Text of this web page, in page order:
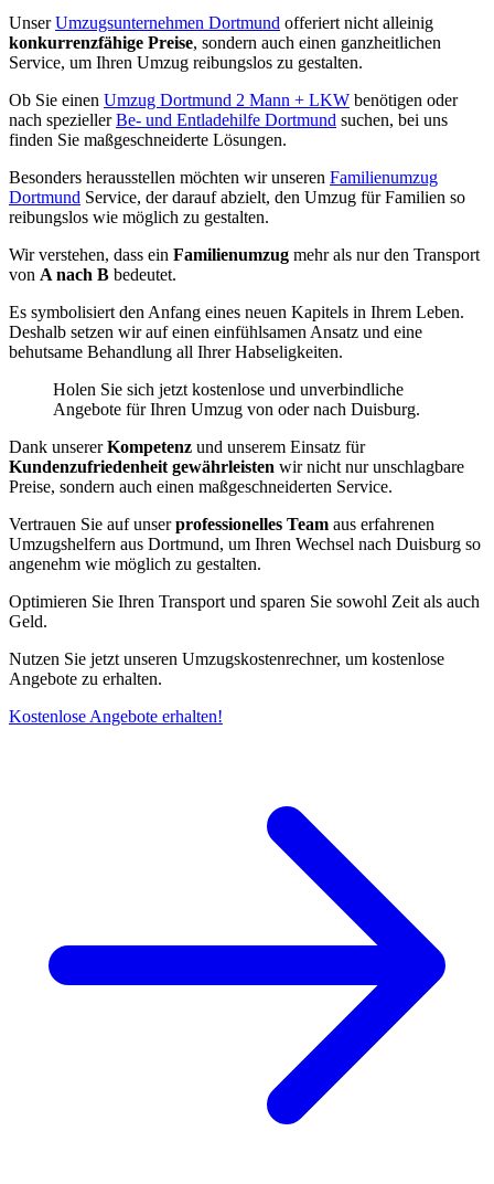
UnserUmzugsunternehmen Dortmund offeriert nicht alleinig
konkurrenzfähige Preise, sondern auch einen ganzheitlichen
Service, um Ihren Umzug reibungslos zu gestalten.
Ob Sie einen Umzug Dortmund 2 Mann + LKW benötigen oder
nach speziellerBe- und Entladehilfe Dortmund suchen, bei uns
finden Sie maßgeschneiderte Lösungen.
Besonders herausstellen möchten wir unseren Familienumzug
Dortmund Service, der darauf abzielt, den Umzug für Familien so
reibungslos wie möglich zu gestalten.
Wir verstehen, dass ein Familienumzug mehr als nur den Transport
von A nach B bedeutet.
Es symbolisiert den Anfang eines neuen Kapitels in Ihrem Leben.
Deshalb setzen wir auf einen einfühlsamen Ansatz und eine
behutsame Behandlung all Ihrer Habseligkeiten.
Holen Sie sich jetzt kostenlose und unverbindliche
Angebote für Ihren Umzug von oder nach Duisburg.
Dank unsererKompetenz und unserem Einsatz für
Kundenzufriedenheit gewährleisten wir nicht nur unschlagbare
Preise, sondern auch einen maßgeschneiderten Service.
Vertrauen Sie auf unserprofessionelles Team aus erfahrenen
Umzugshelfern aus Dortmund, um Ihren Wechsel nach Duisburg so
angenehm wie möglich zu gestalten.
Optimieren Sie Ihren Transport und sparen Sie sowohl Zeit als auch
Geld.
Nutzen Sie jetzt unseren Umzugskostenrechner, um kostenlose
Angebote zu erhalten.
Kostenlose Angebote erhalten!